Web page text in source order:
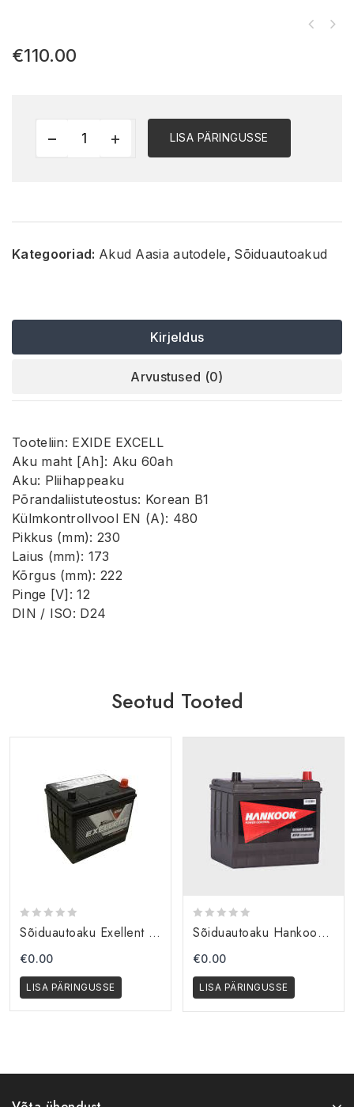
€110.00
LISA PÄRINGUSSE
Kategooriad: Akud Aasia autodele, Sõiduautoakud
Kirjeldus
Arvustused (0)
Tooteliin: EXIDE EXCELL
Aku maht [Ah]: Aku 60ah
Aku: Pliihappeaku
Põrandaliistuteostus: Korean B1
Külmkontrollvool EN (A): 480
Pikkus (mm): 230
Laius (mm): 173
Kõrgus (mm): 222
Pinge [V]: 12
DIN / ISO: D24
Seotud Tooted
0
of
Sõiduautoaku Exellent 60033
€0.00
LISA PÄRINGUSSE
0
of
Sõiduautoaku Hankook SE S95(100D26L) EFB START-STOP
€0.00
LISA PÄRINGUSSE